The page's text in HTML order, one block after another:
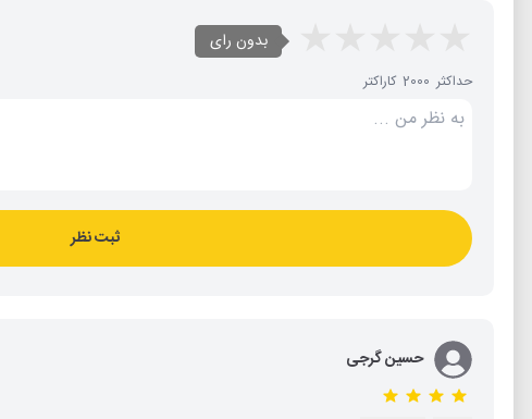
بدون رای
حداکثر 2000 کاراکتر
ثبت نظر
حسین گرجی